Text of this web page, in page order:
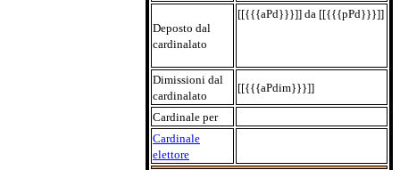
Deposto dal
cardinalato
[[{{{aPd}}}]] da [[{{{pPd}}}]]
Dimissioni dal
cardinalato
[[{{{aPdim}}}]]
Cardinale per
Cardinale
elettore